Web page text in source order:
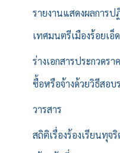
รายงานแสดงผลการ
เทศมนตรีเมืองร้อยเอ็ด
ร่างเอกสารประกวดร
ซื้อหรือจ้างด้วยวิธีสอบ
วารสาร
สถิติเรื่องร้องเรียนทุ